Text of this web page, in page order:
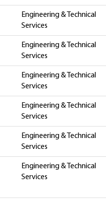
Engineering & Technical
Services
Engineering & Technical
Services
Engineering & Technical
Services
Engineering & Technical
Services
Engineering & Technical
Services
Engineering & Technical
Services